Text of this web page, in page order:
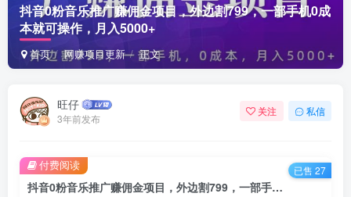
抖音0粉音乐推广赚佣金项目，外边割799，一部手机0成
本就可操作，月入5000+
首页 网赚项目更新 正文
旺仔
3年前发布
关注 私信
抖音0粉音乐推广赚佣金项目，外边割799，一部手机0成本就可操作，月入5000+
付费阅读 已售 27